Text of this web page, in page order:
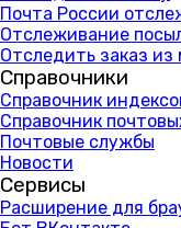
Почта России
Отслеживание
Отследить заказ из
Справочники
Справочник
Справочник
Почтовые службы
Новости
Сервисы
Расширение для